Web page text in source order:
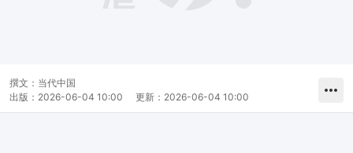
撰文： 当代中国
出版： 2026-06-04 10:00 更新： 2026-06-04 10:00